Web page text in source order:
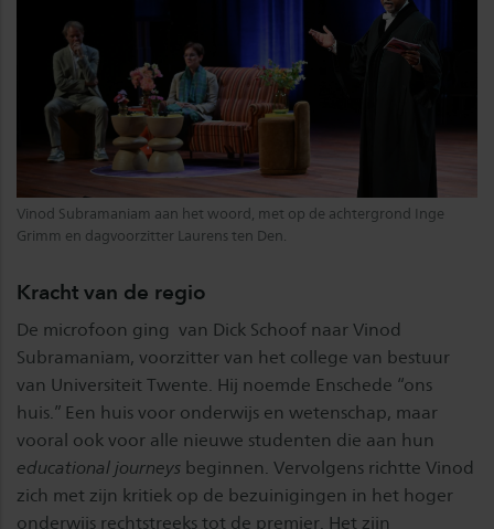
Vinod Subramaniam aan het woord, met op de achtergrond Inge
Grimm en dagvoorzitter Laurens ten Den.
Kracht van de regio
De microfoon ging van Dick Schoof naar Vinod
Subramaniam, voorzitter van het college van bestuur
van Universiteit Twente. Hij noemde Enschede “ons
huis.” Een huis voor onderwijs en wetenschap, maar
vooral ook voor alle nieuwe studenten die aan hun
educational journeys beginnen. Vervolgens richtte Vinod
zich met zijn kritiek op de bezuinigingen in het hoger
onderwijs rechtstreeks tot de premier. Het zijn